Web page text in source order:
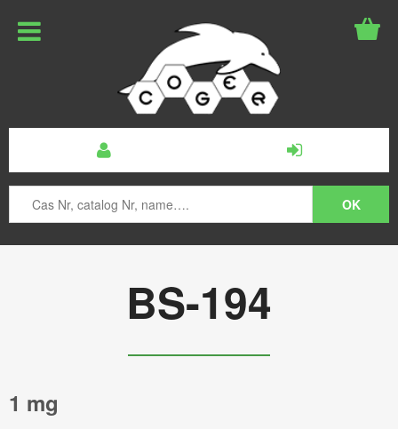
BS-194
1 mg